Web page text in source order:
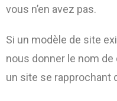
vous n’en avez pas.
Si un modèle de site
nous donner le nom
un site se rapprochant